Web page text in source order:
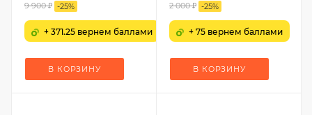
9 900₽ -25%
+ 371.25 вернем баллами
В КОРЗИНУ
2 000₽ -25%
+ 75 вернем баллами
В КОРЗИНУ